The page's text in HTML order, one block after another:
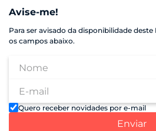
Avise-me!
Para ser avisado da disponibilidade
os campos abaixo.
Quero receber novidades por e-mail
Enviar